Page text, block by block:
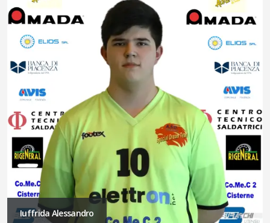
Iuffrida Alessandro